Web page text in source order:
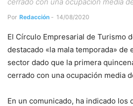
Por Redacción - 14/08/2020
El Círculo Empresarial de Turismo
destacado «la mala temporada» de
sector dado que la primera
cerrado con una ocupación media
En un comunicado, ha indicado los